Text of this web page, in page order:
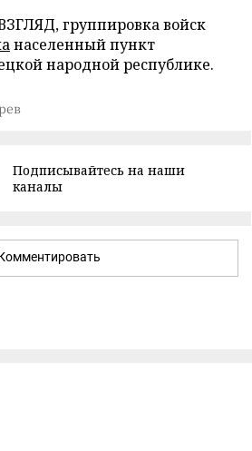
группировка войск
населенный пункт
народной республике.
Подписывайтесь на наши
каналы